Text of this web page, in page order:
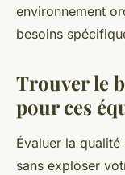
environnement
besoins
Trouver le
pour ces
Évaluer la
sans exploser